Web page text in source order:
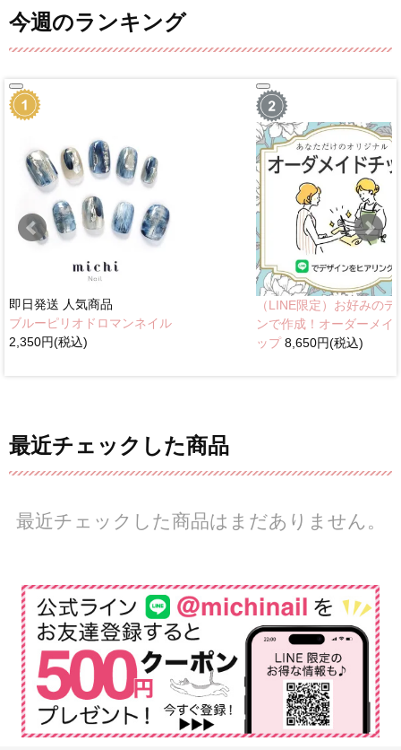
今週のランキング
即日発送 人気商品
ブルーピリオドロマンネイル
2,350円(税込)
（LINE限定）お好みのデ
ンで作成！オーダーメイ
ップ8,650円(税込)
最近チェックした商品
最近チェックした商品はまだありません。